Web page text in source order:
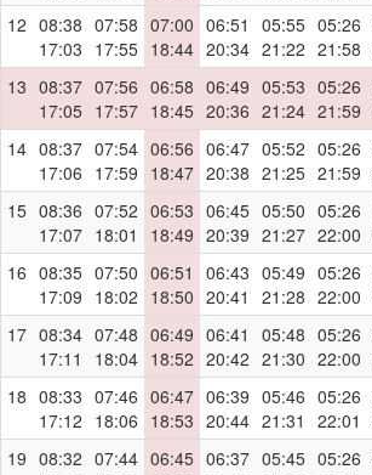
12 08:38
17:03
07:58
17:55
07:00
18:44
06:51
20:34
05:55
21:22
05:26
21:58
13 08:37
17:05
07:56
17:57
06:58
18:45
06:49
20:36
05:53
21:24
05:26
21:59
14 08:37
17:06
07:54
17:59
06:56
18:47
06:47
20:38
05:52
21:25
05:26
21:59
15 08:36
17:07
07:52
18:01
06:53
18:49
06:45
20:39
05:50
21:27
05:26
22:00
16 08:35
17:09
07:50
18:02
06:51
18:50
06:43
20:41
05:49
21:28
05:26
22:00
17 08:34
17:11
07:48
18:04
06:49
18:52
06:41
20:42
05:48
21:30
05:26
22:00
18 08:33
17:12
07:46
18:06
06:47
18:53
06:39
20:44
05:46
21:31
05:26
22:01
19 08:32 07:44 06:45 06:37 05:45 05:26